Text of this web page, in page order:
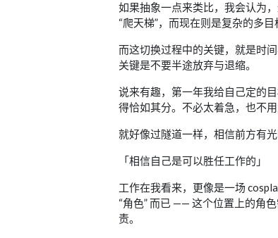
如果抽象一点来类比，我会认为
“爬天梯”，而现在则是复杂的多目
而这切换过程中的关键，就是时
关键是不要半途放弃与退缩。
说来有趣，第一年我给自己定的
得恰如其分。不必太着急，也不
就好像过隧道一样，相信前方有
「相信自己是可以胜任工作的」
工作在我看来，更像是一场
“角色” 而已 —— 这个位置上的角
责。